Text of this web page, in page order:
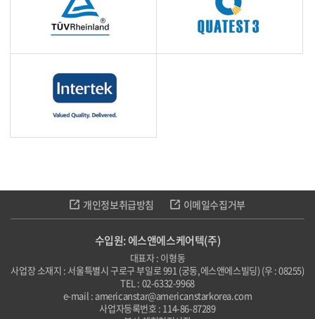
개인정보취급방침 이메일수집거부
수입원: 에스앤에스케어텍(주)
대표자 : 이형동
사업장 소재지 : 서울특별시 구로구 부일로 991 (궁동,에스앤에스빌딩) (우 : 08255)
TEL : 02-6332-9968
e-mail : americanstar@americanstarkorea.com
사업자등록번호 : 114-86-87289